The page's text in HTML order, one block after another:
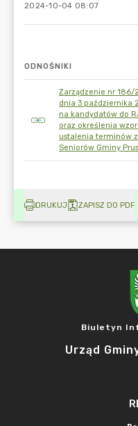
2024-10-04 08:07
ODNOŚNIKI
Zarządzenie nr 186/
dnia 3 października
na kandydatów do
oraz określenia
ustalenia terminów
Seniorów Gminy
DRUKUJ ZAPISZ DO PDF
Biuletyn
Urząd